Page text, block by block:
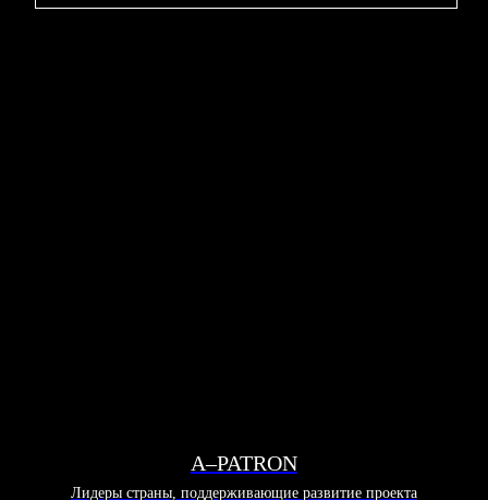
A–PATRON
Лидеры страны, поддерживающие развитие проекта